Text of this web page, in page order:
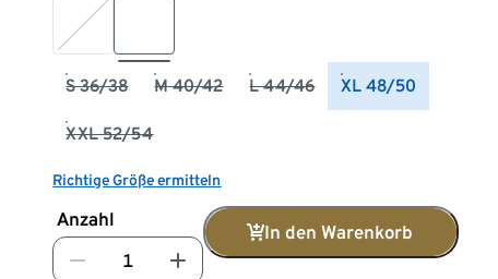
S 36/38 M 40/42 L 44/46 XL 48/50
XXL 52/54
Richtige Größe ermitteln
Anzahl
In den Warenkorb